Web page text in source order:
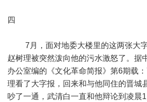
四
7月，面对地委大楼里的这两张大字
赵树理被突然泼向他的污水激怒了。据
办公室编的《文化革命简报》第6期载
理看了大字报，回来和与他同住的晋城
吵了一通，武清白一直和他辩论到凌晨